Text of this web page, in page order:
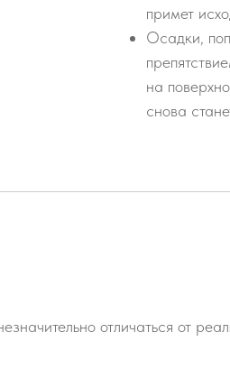
примет
Осадки,
на
снова
отличаться от